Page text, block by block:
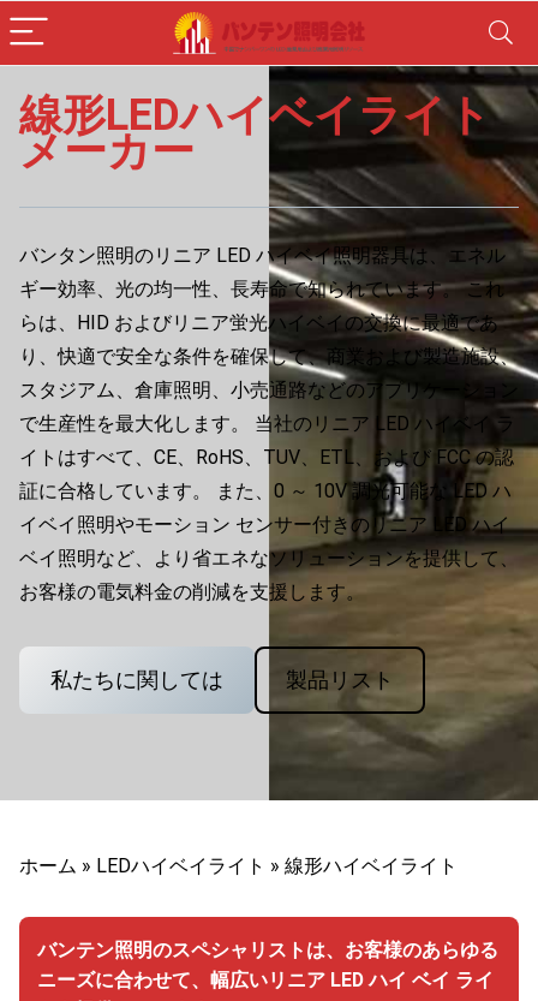
線形LEDハイベイライト
メーカー
バンタン照明のリニア LED ハイベイ照明器具は、エネル
ギー効率、光の均一性、長寿命で知られています。 これ
らは、HID およびリニア蛍光ハイベイの交換に最適であ
り、快適で安全な条件を確保して、商業および製造施設、
スタジアム、倉庫照明、小売通路などのアプリケーション
で生産性を最大化します。 当社のリニア LED ハイベイ ラ
イトはすべて、CE、RoHS、TUV、ETL、および FCC の認
証に合格しています。 また、0 ～ 10V 調光可能な LED ハ
イベイ照明やモーション センサー付きのリニア LED ハイ
ベイ照明など、より省エネなソリューションを提供して、
お客様の電気料金の削減を支援します。
私たちに関しては 製品リスト
ホーム » LEDハイベイライト » 線形ハイベイライト
バンテン照明のスペシャリストは、お客様のあらゆる
ニーズに合わせて、幅広いリニア LED ハイ ベイ ライ